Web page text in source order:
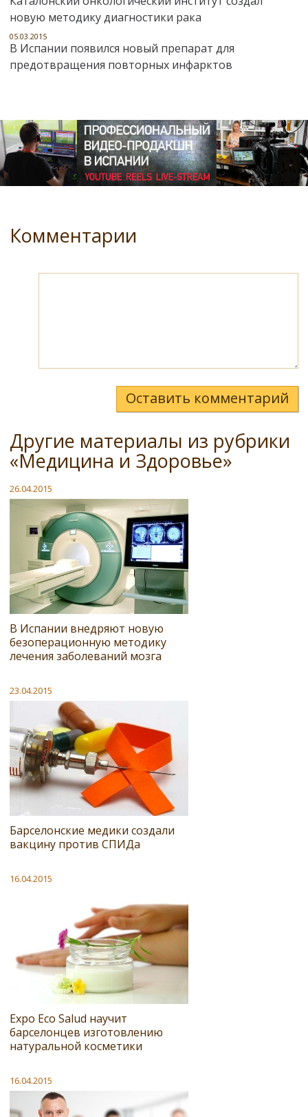
новую методику диагностики рака
05.03.2015
В Испании появился новый препарат для
предотвращения повторных инфарктов
Комментарии
Оставить комментарий
Другие материалы из рубрики
«Медицина и Здоровье»
26.04.2015
В Испании внедряют новую
безоперационную методику
лечения заболеваний мозга
23.04.2015
Барселонские медики создали
вакцину против СПИДа
16.04.2015
Expo Eco Salud научит
барселонцев изготовлению
натуральной косметики
16.04.2015